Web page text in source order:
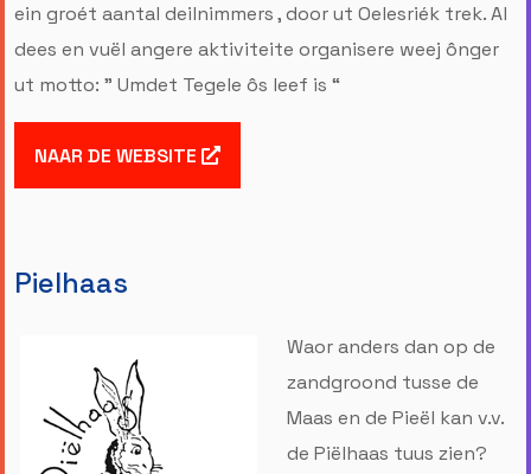
ein groét aantal deilnimmers , door ut Oelesriék trek. Al
dees en vuël angere aktiviteite organisere weej ônger
ut motto: ” Umdet Tegele ôs leef is “
NAAR DE WEBSITE
Pielhaas
Waor anders dan op de
zandgroond tusse de
Maas en de Pieël kan v.v.
de Piëlhaas tuus zien?